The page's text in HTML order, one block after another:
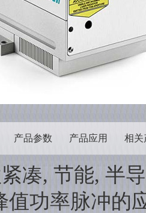
产品参数 产品应用 相关
凑, 节能, 半
值功率脉冲的